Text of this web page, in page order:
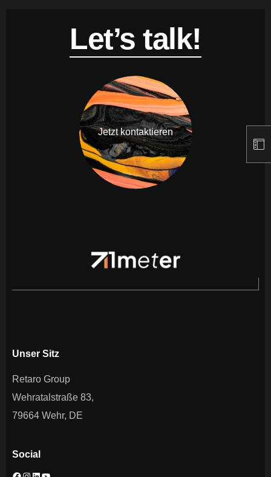
Let’s talk!
Jetzt kontaktieren
Unser Sitz
Retaro Group
Wehratalstraße 83,
79664 Wehr, DE
Social